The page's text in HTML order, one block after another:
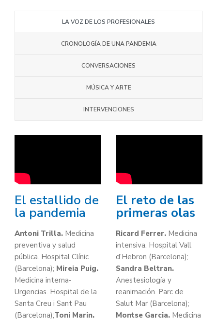
LA VOZ DE LOS PROFESIONALES
CRONOLOGÍA DE UNA PANDEMIA
CONVERSACIONES
MÚSICA Y ARTE
INTERVENCIONES
El estallido de
la pandemia
Antoni Trilla. Medicina
preventiva y salud
pública. Hospital Clínic
(Barcelona); Mireia Puig.
Medicina interna-
Urgencias. Hospital de la
Santa Creu i Sant Pau
(Barcelona);Toni Marin.
El reto de las
primeras olas
Ricard Ferrer. Medicina
intensiva. Hospital Vall
d’Hebron (Barcelona);
Sandra Beltran.
Anestesiología y
reanimación. Parc de
Salut Mar (Barcelona);
Montse Garcia. Medicina